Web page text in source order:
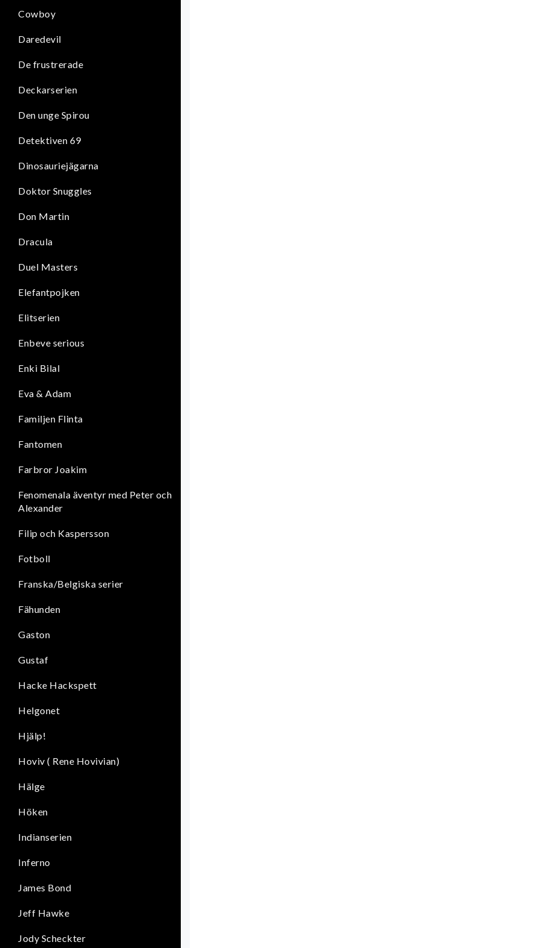
Cowboy
Daredevil
De frustrerade
Deckarserien
Den unge Spirou
Detektiven 69
Dinosauriejägarna
Doktor Snuggles
Don Martin
Dracula
Duel Masters
Elefantpojken
Elitserien
Enbeve serious
Enki Bilal
Eva & Adam
Familjen Flinta
Fantomen
Farbror Joakim
Fenomenala äventyr med Peter och
Alexander
Filip och Kaspersson
Fotboll
Franska/Belgiska serier
Fähunden
Gaston
Gustaf
Hacke Hackspett
Helgonet
Hjälp!
Hoviv ( Rene Hovivian)
Hälge
Höken
Indianserien
Inferno
James Bond
Jeff Hawke
Jody Scheckter